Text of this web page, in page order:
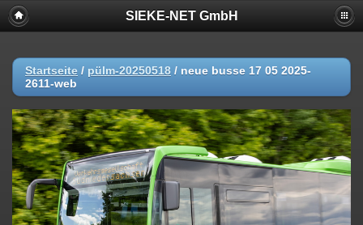
SIEKE-NET GmbH
Startseite / pülm-20250518 / neue busse 17 05 2025-
2611-web